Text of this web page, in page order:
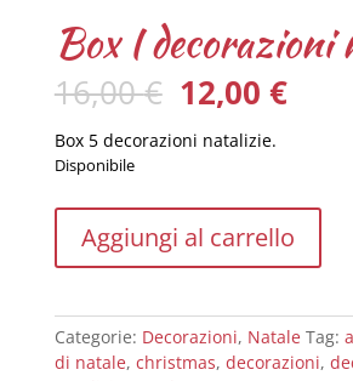
Box I decorazioni
16,00€ 12,00 €
Box 5 decorazioni natalizie.
Disponibile
Box
decorazioni
quantità
Aggiungi al carrello
Categorie: Decorazioni, Natale Tag:
di natale, christmas, decorazioni,